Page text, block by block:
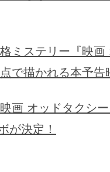
ミステリー『映
で描かれる本予告
画 オッドタクシ
が決定！